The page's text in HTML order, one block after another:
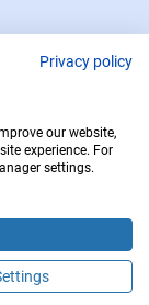
L-2661 Luxembourg
Privacy policy
our website,
experience. For
settings.